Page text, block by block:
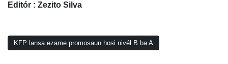
Editór : Zezito Silva
KFP lansa ezame promosaun hosi nivél B ba A